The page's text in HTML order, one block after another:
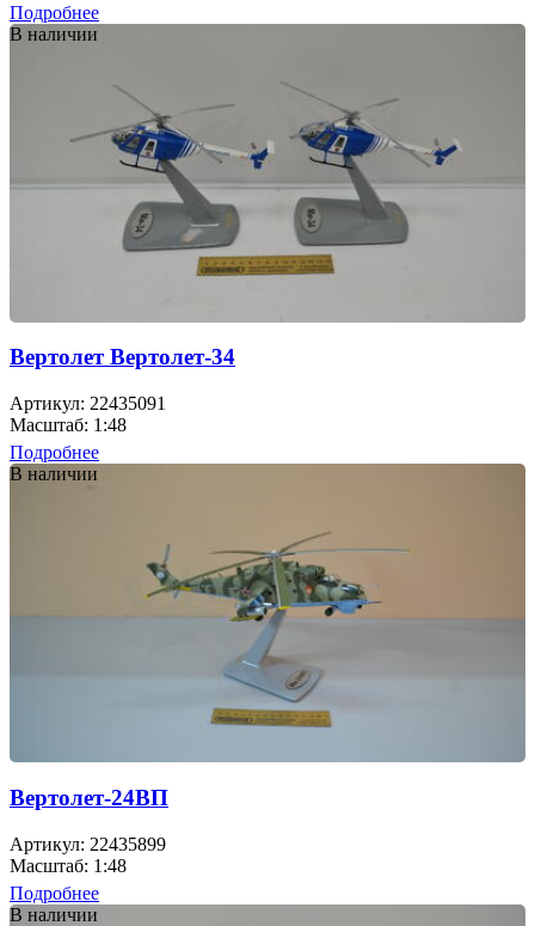
Подробнее
В наличии
Вертолет Вертолет-34
Артикул: 22435091
Масштаб: 1:48
Подробнее
В наличии
Вертолет-24ВП
Артикул: 22435899
Масштаб: 1:48
Подробнее
В наличии